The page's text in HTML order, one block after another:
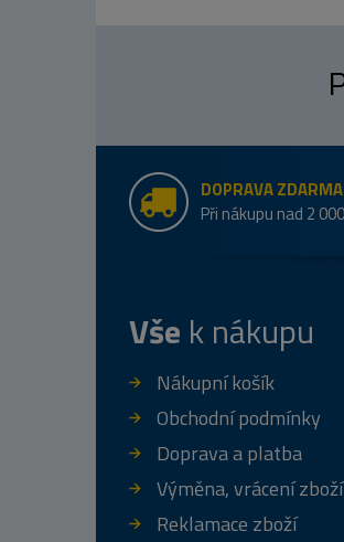
DOPRAVA ZDARMA
Při nákupu nad 2
Vše k nákupu
Nákupní košík
Obchodní podmínky
Doprava a platba
Výměna, vrácení zboží
Reklamace zboží